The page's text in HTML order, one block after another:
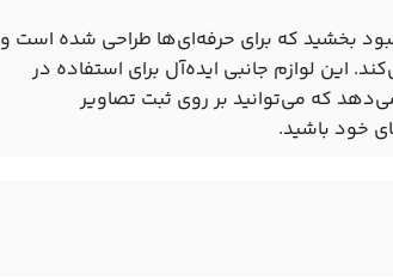
بخشید که برای حرفه‌ای‌ها طراحی شده است و
این لوازم جانبی ایده‌آل برای استفاده در
که می‌توانید بر روی ثبت تصاویر
خود باشید.